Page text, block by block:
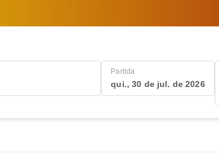
Partida
qui., 30 de jul. de 2026